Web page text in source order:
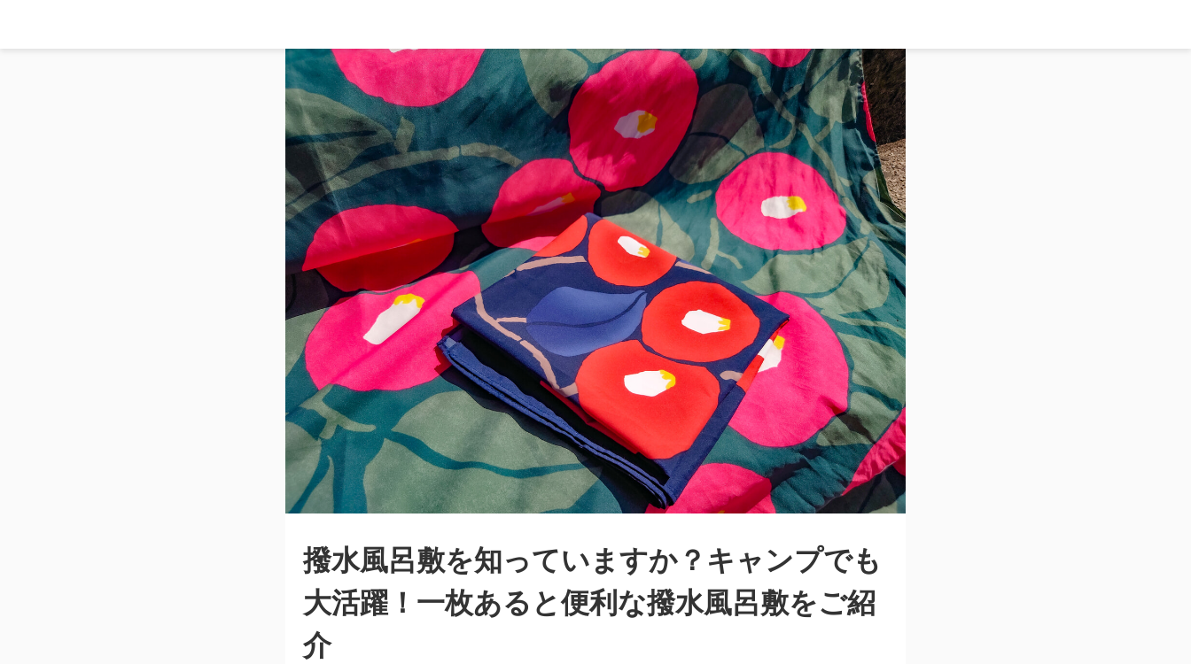
撥水風呂敷を知っていますか？キャンプでも
大活躍！一枚あると便利な撥水風呂敷をご紹
介